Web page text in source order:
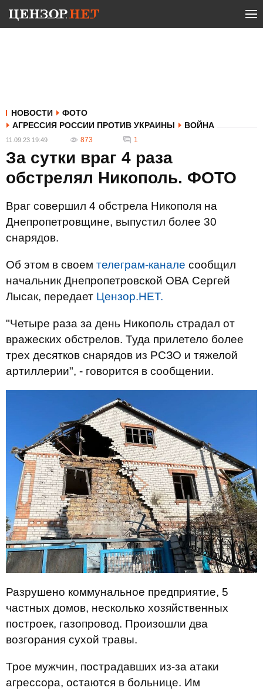
НОВОСТИ
ФОТО
АГРЕССИЯ РОССИИ ПРОТИВ УКРАИНЫ
ВОЙНА
11.09.23 19:49 873 1
За сутки враг 4 раза
обстрелял Никополь. ФОТО
Враг совершил 4 обстрела Никополя на
Днепропетровщине, выпустил более 30
снарядов.
Об этом в своем телеграм-канале сообщил
начальник Днепропетровской ОВА Сергей
Лысак, передает Цензор.НЕТ.
"Четыре раза за день Никополь страдал от
вражеских обстрелов. Туда прилетело более
трех десятков снарядов из РСЗО и тяжелой
артиллерии", - говорится в сообщении.
Разрушено коммунальное предприятие, 5
частных домов, несколько хозяйственных
построек, газопровод. Произошли два
возгорания сухой травы.
Трое мужчин, пострадавших из-за атаки
агрессора, остаются в больнице. Им